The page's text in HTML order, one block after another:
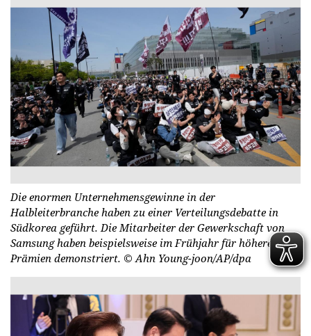
Die enormen Unternehmensgewinne in der
Halbleiterbranche haben zu einer Verteilungsdebatte in
Südkorea geführt. Die Mitarbeiter der Gewerkschaft von
Samsung haben beispielsweise im Frühjahr für höhere
Prämien demonstriert. © Ahn Young-joon/AP/dpa